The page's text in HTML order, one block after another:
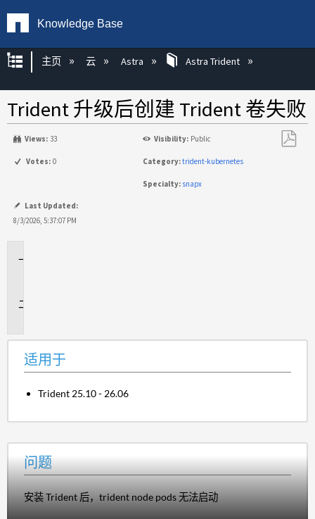
Knowledge Base
扩展/隐缩全局层次
主页 云 Astra Astra Trident
Trident 升级后创建 Trident 卷失败
Views: 33 Visibility: Public
Votes: 0 Category:trident-kubernetes
Specialty: snapx
Last Updated:
8/3/2026, 5:37:07 PM
适用于
Trident 25.10 - 26.06
问题
安装 Trident 后，trident node pods 无法启动